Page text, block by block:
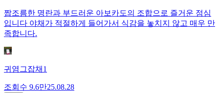
짭조름한 명란과 부드러운 아보카도의 조합으로 즐거운 점심
입니다 야채가 적절하게 들어가서 식감을 놓치지 않고 매우 만
족합니다.
귀염그잡채1
조회수 9.6만25.08.28